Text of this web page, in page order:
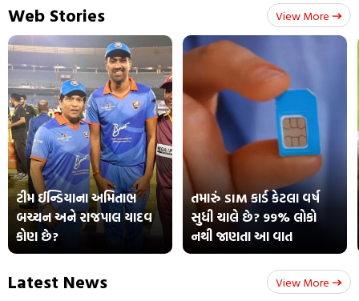
Web Stories View More
ટીમ ઈન્ડિયાના અમિતાભ
બચ્ચન અને રાજપાલ યાદવ
કોણ છે?
તમારું SIM કાર્ડ કેટલા વર્ષ
સુધી ચાલે છે? 99% લોકો
નથી જાણતા આ વાત
Latest News View More